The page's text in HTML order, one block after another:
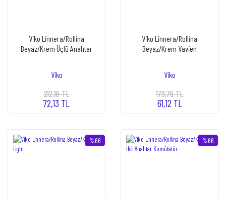
Viko Linnera/Rollina
Beyaz/Krem Üçlü Anahtar
Viko
212,16 TL
72,13 TL
Viko Linnera/Rollina
Beyaz/Krem Vavien
Viko
179,76 TL
61,12 TL
%66 %66